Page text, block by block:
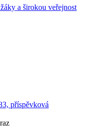
a širokou veřejnost
příspěvková